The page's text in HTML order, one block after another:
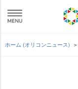
ホーム (オリコンニュース)